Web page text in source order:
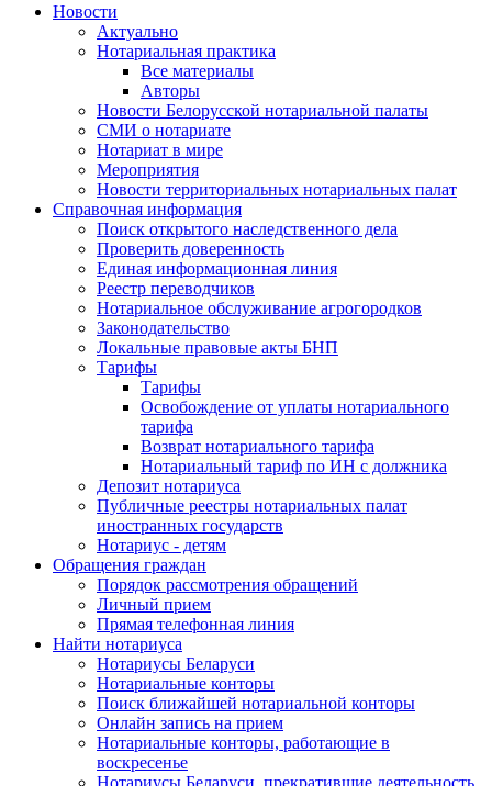
Новости
Актуально
Нотариальная практика
Все материалы
Авторы
Новости Белорусской нотариальной палаты
СМИ о нотариате
Нотариат в мире
Мероприятия
Новости территориальных нотариальных палат
Справочная информация
Поиск открытого наследственного дела
Проверить доверенность
Единая информационная линия
Реестр переводчиков
Нотариальное обслуживание агрогородков
Законодательство
Локальные правовые акты БНП
Тарифы
Тарифы
Освобождение от уплаты нотариального
тарифа
Возврат нотариального тарифа
Нотариальный тариф по ИН с должника
Депозит нотариуса
Публичные реестры нотариальных палат
иностранных государств
Нотариус - детям
Обращения граждан
Порядок рассмотрения обращений
Личный прием
Прямая телефонная линия
Найти нотариуса
Нотариусы Беларуси
Нотариальные конторы
Поиск ближайшей нотариальной конторы
Онлайн запись на прием
Нотариальные конторы, работающие в
воскресенье
Нотариусы Беларуси, прекратившие деятельность